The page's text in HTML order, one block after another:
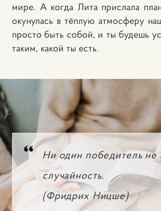
мире. А когда Лита прислала
окунулась в тёплую атмосферу
просто быть собой, и ты будешь
таким, какой ты есть.
Ни один победитель не
случайность.
(Фридрих Ницше)